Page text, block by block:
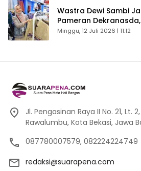
Wastra Dewi Sambi
Pameran
Pengunjung
Minggu, 12 Juli 2026 | 11:12
Jl. Pengasinan Raya II No. 21, Lt.
Rawalumbu, Kota Bekasi, Jawa
087780007579, 082224224749
redaksi@suarapena.com